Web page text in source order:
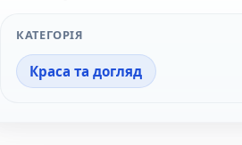
КАТЕГОРІЯ
Краса та догляд